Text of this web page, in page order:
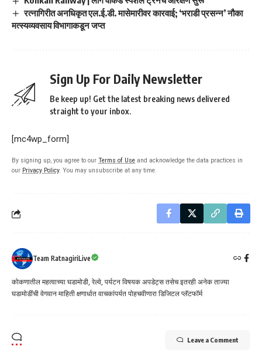
रत्नागिरीत अनधिकृत एल.ई.डी. मासेमारीवर कारवाई; ‘भराडी प्रसन्न’ नौका
मत्स्यव्यवसाय विभागाकडून जप्त
Sign Up For Daily Newsletter
Be keep up! Get the latest breaking news delivered
straight to your inbox.
[mc4wp_form]
By signing up, you agree to our Terms of Use and acknowledge the data practices in
our Privacy Policy. You may unsubscribe at any time.
Team RatnagiriLive
कोकणातील महत्वाच्या घडामोडी, रेल्वे, पर्यटन विषयक अपडेट्स तसेच इतरही अनेक ताज्या
घडामोडींची वेगवान माहिती क्षणार्धात वाचकांपर्यत पोहचवीणारा डिजिटल प्लॅटफॉर्म
Leave a Comment